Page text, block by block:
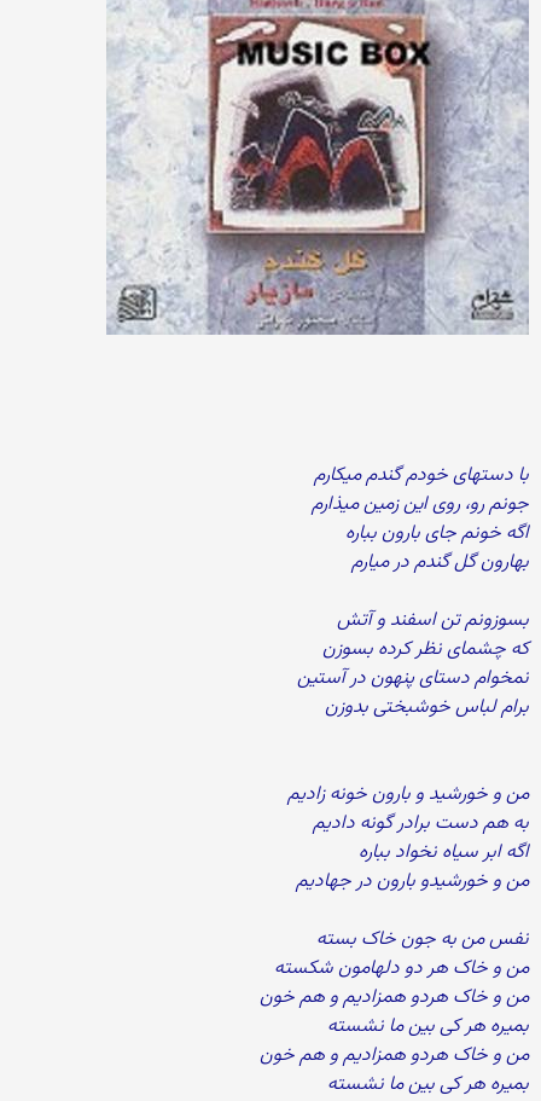
با دستهای خودم گندم میکارم
جونم رو، روی این زمین میذارم
اگه خونم جای بارون بباره
بهارون گل گندم در میارم
بسوزونم تن اسفند و آتش
که چشمای نظر کرده بسوزن
نمخوام دستای پنهون در آستین
برام لباس خوشبختی بدوزن
من و خورشید و بارون خونه زادیم
به هم دست برادر گونه دادیم
اگه ابر سیاه نخواد بباره
من و خورشیدو بارون در جهادیم
نفس من به جون خاک بسته
من و خاک هر دو دلهامون شکسته
من و خاک هردو همزادیم و هم خون
بمیره هر کی بین ما نشسته
من و خاک هردو همزادیم و هم خون
بمیره هر کی بین ما نشسته